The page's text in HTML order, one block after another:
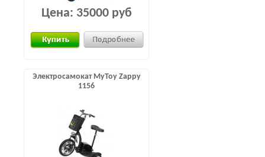
Цена: 35000 руб
Электросамокат MyToy Zappy
1156